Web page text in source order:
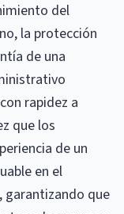
del
la protección
de una
rapidez a
que los
de un
en el
que